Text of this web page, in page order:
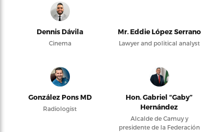
Dennis Dávila
Cinema
Mr. Eddie López Serrano
Lawyer and political analyst
González Pons MD
Radiologist
Hon. Gabriel “Gaby”
Hernández
Alcalde de Camuy y
presidente de la Federación